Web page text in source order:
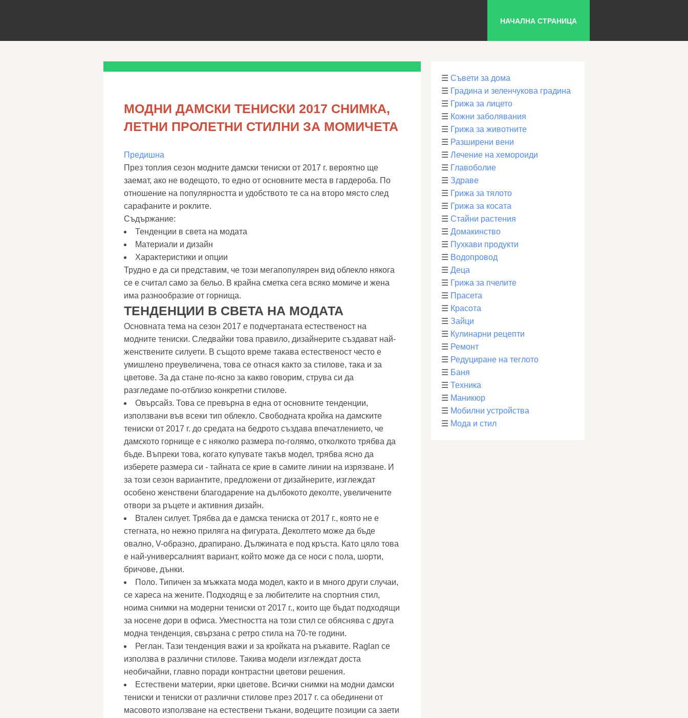
НАЧАЛНА СТРАНИЦА
МОДНИ ДАМСКИ ТЕНИСКИ 2017 СНИМКА,
ЛЕТНИ ПРОЛЕТНИ СТИЛНИ ЗА МОМИЧЕТА
Предишна
През топлия сезон модните дамски тениски от 2017 г. вероятно ще
заемат, ако не водещото, то едно от основните места в гардероба. По
отношение на популярността и удобството те са на второ място след
сарафаните и роклите.
Съдържание:
Тенденции в света на модата
Материали и дизайн
Характеристики и опции
Трудно е да си представим, че този мегапопулярен вид облекло някога
се е считал само за бельо. В крайна сметка сега всяко момиче и жена
има разнообразие от горнища.
ТЕНДЕНЦИИ В СВЕТА НА МОДАТА
Основната тема на сезон 2017 е подчертаната естественост на
модните тениски. Следвайки това правило, дизайнерите създават най-
женствените силуети. В същото време такава естественост често е
умишлено преувеличена, това се отнася както за стилове, така и за
цветове. За да стане по-ясно за какво говорим, струва си да
разгледаме по-отблизо конкретни стилове.
Овърсайз. Това се превърна в една от основните тенденции,
използвани във всеки тип облекло. Свободната кройка на дамските
тениски от 2017 г. до средата на бедрото създава впечатлението, че
дамското горнище е с няколко размера по-голямо, отколкото трябва да
бъде. Въпреки това, когато купувате такъв модел, трябва ясно да
изберете размера си - тайната се крие в самите линии на изрязване. И
за този сезон вариантите, предложени от дизайнерите, изглеждат
особено женствени благодарение на дълбокото деколте, увеличените
отвори за ръцете и активния дизайн.
Втален силует. Трябва да е дамска тениска от 2017 г., която не е
стегната, но нежно приляга на фигурата. Деколтето може да бъде
овално, V-образно, драпирано. Дължината е под кръста. Като цяло това
е най-универсалният вариант, който може да се носи с пола, шорти,
бричове, дънки.
Поло. Типичен за мъжката мода модел, както и в много други случаи,
се хареса на жените. Подходящ е за любителите на спортния стил,
ноима снимки на модерни тениски от 2017 г., които ще бъдат подходящи
за носене дори в офиса. Уместността на този стил се обяснява с друга
модна тенденция, свързана с ретро стила на 70-те години.
Реглан. Тази тенденция важи и за кройката на ръкавите. Raglan се
използва в различни стилове. Такива модели изглеждат доста
необичайни, главно поради контрастни цветови решения.
Естествени материи, ярки цветове. Всички снимки на модни дамски
тениски и тениски от различни стилове през 2017 г. са обединени от
масовото използване на естествени тъкани, водещите позиции са заети
☰ Съвети за дома
☰ Градина и зеленчукова градина
☰ Грижа за лицето
☰ Кожни заболявания
☰ Грижа за животните
☰ Разширени вени
☰ Лечение на хемороиди
☰ Главоболие
☰ Здраве
☰ Грижа за тялото
☰ Грижа за косата
☰ Стайни растения
☰ Домакинство
☰ Пухкави продукти
☰ Водопровод
☰ Деца
☰ Грижа за пчелите
☰ Прасета
☰ Красота
☰ Зайци
☰ Кулинарни рецепти
☰ Ремонт
☰ Редуциране на теглото
☰ Баня
☰ Техника
☰ Маникюр
☰ Мобилни устройства
☰ Мода и стил